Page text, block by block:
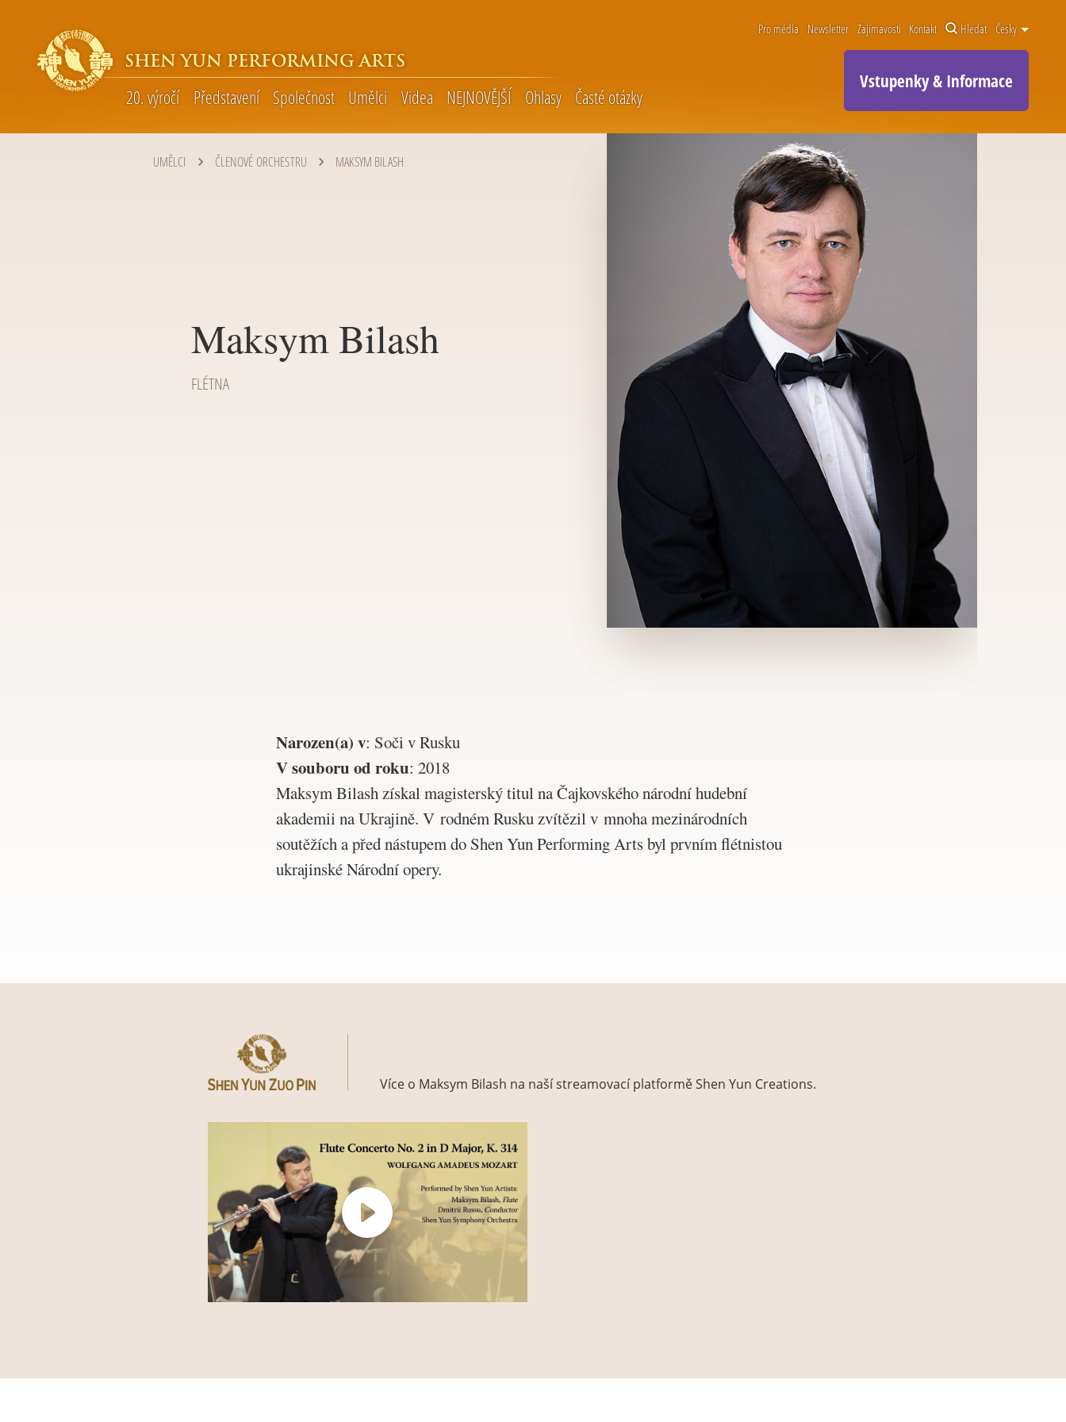
SHEN YUN PERFORMING ARTS
20. výročí Představení Společnost Umělci Videa NEJNOVĚJŠÍ Ohlasy Časté otázky
Pro média Newsletter Zajímavosti Kontakt Hledat Česky
Vstupenky & Informace
UMĚLCI ČLENOVÉ ORCHESTRU MAKSYM BILASH
Maksym Bilash
FLÉTNA
Narozen(a) v: Soči v Rusku
V souboru od roku: 2018
Maksym Bilash získal magisterský titul na Čajkovského národní hudební
akademii na Ukrajině. V rodném Rusku zvítězil v mnoha mezinárodních
soutěžích a před nástupem do Shen Yun Performing Arts byl prvním flétnistou
ukrajinské Národní opery.
Více o Maksym Bilash na naší streamovací platformě Shen Yun Creations.